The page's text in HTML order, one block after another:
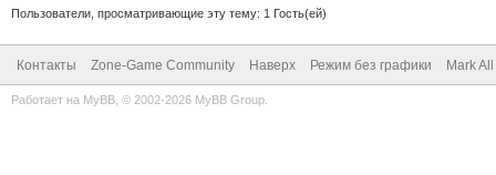
Пользователи, просматривающие эту тему: 1 Гость(ей)
Контакты Zone-Game Community Наверх Режим без графики Mark
Работает на MyBB , © 2002-2026 MyBB Group